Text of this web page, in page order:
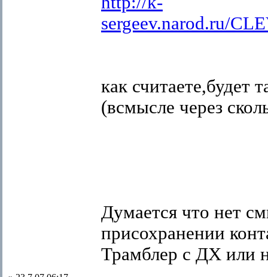
sergeev.narod.ru/
как считаете,будет
(всмысле через
Думается что нет
присохранении
Трамблер с ДХ или